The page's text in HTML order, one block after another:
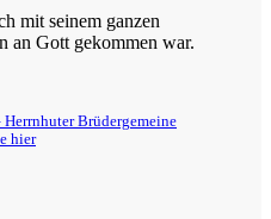
mit seinem ganzen
an Gott gekommen war.
Brüdergemeine
hier